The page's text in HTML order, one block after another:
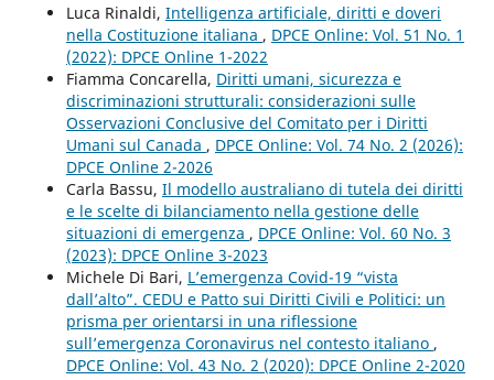
Luca Rinaldi, Intelligenza artificiale, diritti e doveri
nella Costituzione italiana , DPCE Online: Vol. 51 No. 1
(2022): DPCE Online 1-2022
Fiamma Concarella, Diritti umani, sicurezza e
discriminazioni strutturali: considerazioni sulle
Osservazioni Conclusive del Comitato per i Diritti
Umani sul Canada , DPCE Online: Vol. 74 No. 2 (2026):
DPCE Online 2-2026
Carla Bassu, Il modello australiano di tutela dei diritti
e le scelte di bilanciamento nella gestione delle
situazioni di emergenza , DPCE Online: Vol. 60 No. 3
(2023): DPCE Online 3-2023
Michele Di Bari, L’emergenza Covid-19 “vista
dall’alto”. CEDU e Patto sui Diritti Civili e Politici: un
prisma per orientarsi in una riflessione
sull’emergenza Coronavirus nel contesto italiano ,
DPCE Online: Vol. 43 No. 2 (2020): DPCE Online 2-2020